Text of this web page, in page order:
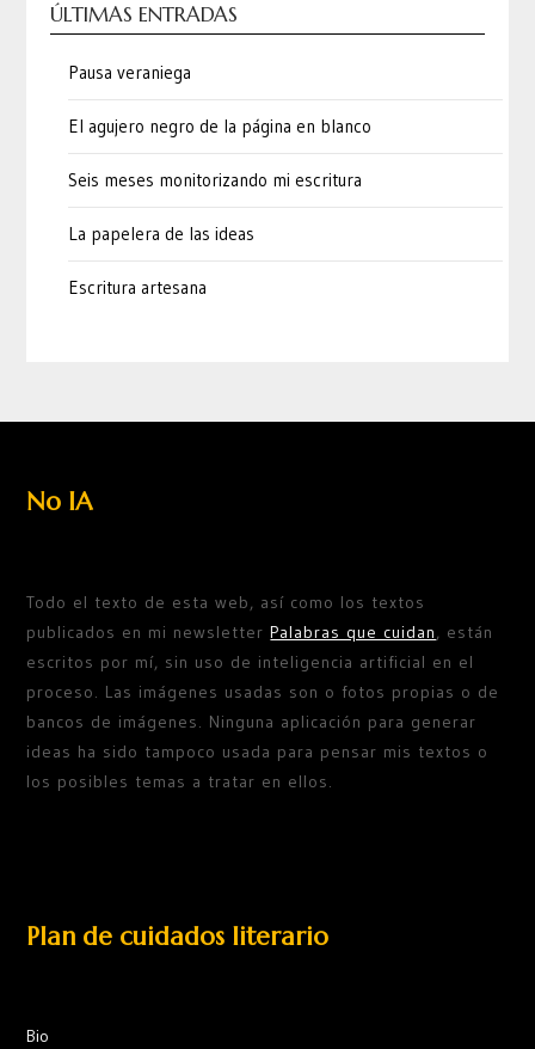
ÚLTIMAS ENTRADAS
Pausa veraniega
El agujero negro de la página en blanco
Seis meses monitorizando mi escritura
La papelera de las ideas
Escritura artesana
No IA
Todo el texto de esta web, así como los textos
publicados en mi newsletterPalabras que cuidan, están
escritos por mí, sin uso de inteligencia artificial en el
proceso. Las imágenes usadas son o fotos propias o de
bancos de imágenes. Ninguna aplicación para generar
ideas ha sido tampoco usada para pensar mis textos o
los posibles temas a tratar en ellos.
Plan de cuidados literario
Bio